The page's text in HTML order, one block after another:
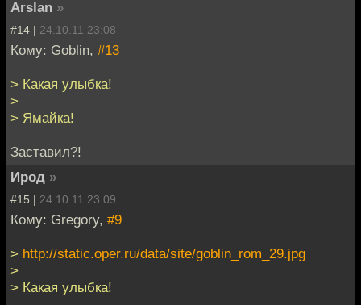
Arslan »
#14 | 24.10.11 23:08
Кому: Goblin, #13
> Какая улыбка!
>
> Ямайка!
Заставил?!
Ирод »
#15 | 24.10.11 23:09
Кому: Gregory, #9
> http://static.oper.ru/data/site/goblin_rom_29.jpg
>
> Какая улыбка!